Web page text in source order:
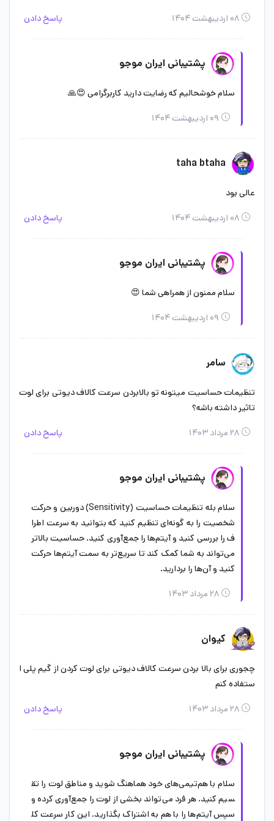
۰۸ اردیبهشت ۱۴۰۴ پاسخ دادن
پشتیبانی ایران موجو
سلام خوشحالیم که رضایت دارید کاربرگرامی 😍🙏
۰۹ اردیبهشت ۱۴۰۴
taha btaha
عالی بود
۰۸ اردیبهشت ۱۴۰۴ پاسخ دادن
پشتیبانی ایران موجو
سلام ممنون از همراهی شما 😍
۰۹ اردیبهشت ۱۴۰۴
سامر
تنظیمات حساسیت میتونه تو بالابردن سرعت کالاف دیوتی برای لوت
تاثیر داشته باشه؟
۲۸ مرداد ۱۴۰۳ پاسخ دادن
پشتیبانی ایران موجو
سلام بله تنظیمات حساسیت (Sensitivity) دوربین و حرکت
شخصیت را به گونه‌ای تنظیم کنید که بتوانید به سرعت اطرا
ف را بررسی کنید و آیتم‌ها را جمع‌آوری کنید. حساسیت بالاتر
می‌تواند به شما کمک کند تا سریع‌تر به سمت آیتم‌ها حرکت
کنید و آن‌ها را بردارید.
۲۸ مرداد ۱۴۰۳
کیوان
چجوری برای بالا بردن سرعت کالاف دیوتی برای لوت کردن از گیم پلی ا
ستفاده کنم
۲۸ مرداد ۱۴۰۳ پاسخ دادن
پشتیبانی ایران موجو
سلام با هم‌تیمی‌های خود هماهنگ شوید و مناطق لوت را تق
سیم کنید. هر فرد می‌تواند بخشی از لوت را جمع‌آوری کرده و
سپس آیتم‌ها را با هم به اشتراک بگذارید. این کار سرعت کل